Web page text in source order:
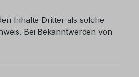
Inhalte Dritter als solche
Bei Bekanntwerden von